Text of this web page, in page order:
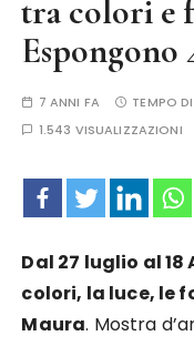
tra colori e
Espongono
7 ANNI FA TEMPO
1.543 VISUALIZZAZIONI
Dal 27 luglio al
colori, la luce, le
Maura. Mostra